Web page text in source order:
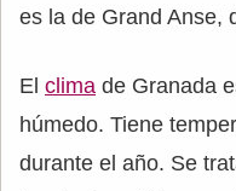
es la de Grand Anse,
El clima de Granada
húmedo. Tiene
durante el año. Se